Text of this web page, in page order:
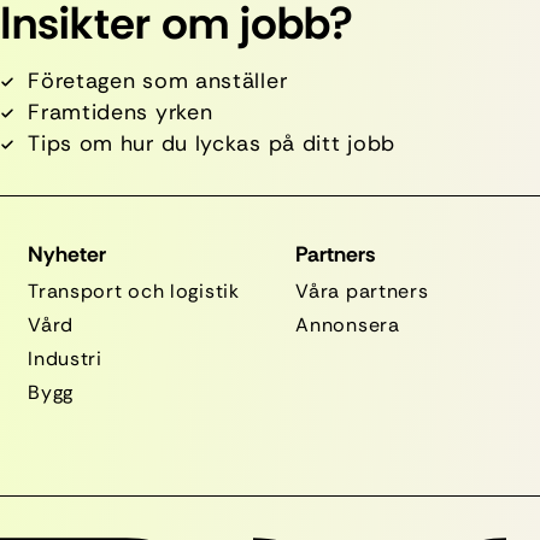
Insikter om jobb?
Företagen som anställer
Framtidens yrken
Tips om hur du lyckas på ditt jobb
Nyheter
Transport och logistik
Vård
Industri
Bygg
Partners
Våra partners
Annonsera